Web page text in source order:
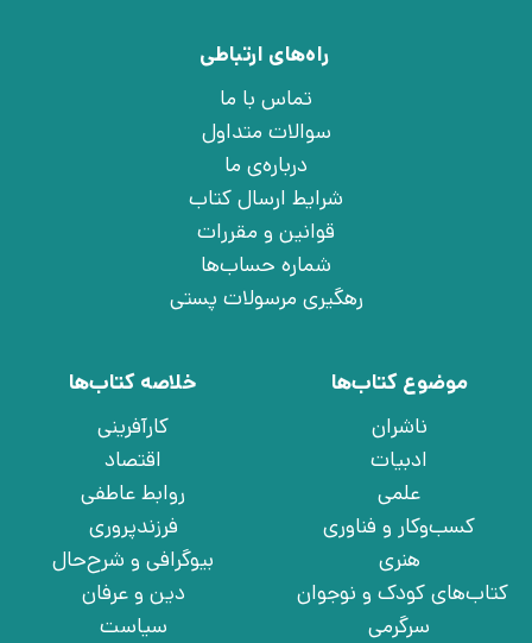
راه‌های ارتباطی
تماس با ما
سوالات متداول
درباره‌ی ما
شرایط ارسال کتاب
قوانین و مقررات
شماره حساب‌ها
رهگیری مرسولات پستی
موضوع کتاب‌ها
ناشران
ادبیات
علمی
کسب‌وکار و فناوری
هنری
کتاب‌های کودک و نوجوان
سرگرمی
خلاصه کتاب‌ها
کارآفرینی
اقتصاد
روابط عاطفی
فرزندپروری
بیوگرافی و شرح‌حال
دین و عرفان
سیاست